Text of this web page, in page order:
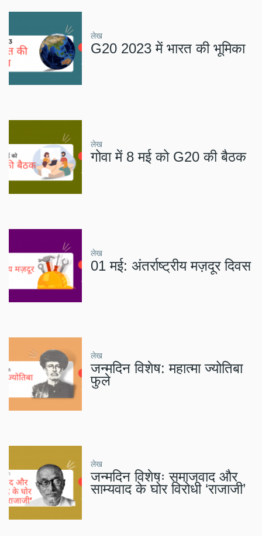
लेख
G20 2023 में भारत की भूमिका
लेख
गोवा में 8 मई को G20 की बैठक
लेख
01 मई: अंतर्राष्ट्रीय मज़दूर दिवस
लेख
जन्मदिन विशेष: महात्मा ज्योतिबा
फुले
लेख
जन्मदिन विशेषः समाजवाद और
साम्यवाद के घोर विरोधी ‘राजाजी’